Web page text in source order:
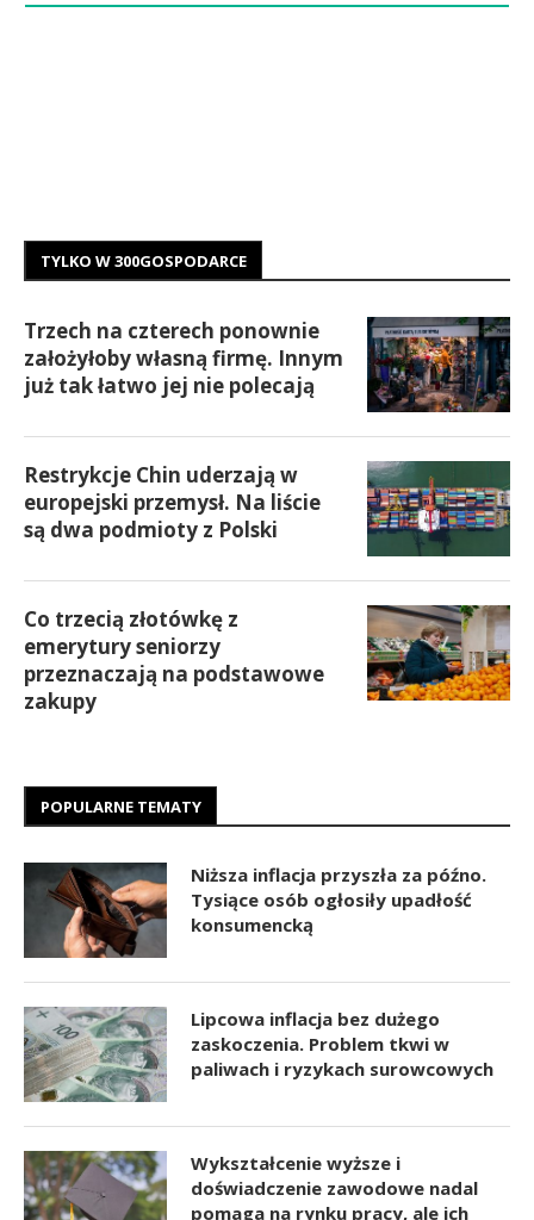
TYLKO W 300GOSPODARCE
Trzech na czterech ponownie
założyłoby własną firmę. Innym
już tak łatwo jej nie polecają
Restrykcje Chin uderzają w
europejski przemysł. Na liście
są dwa podmioty z Polski
Co trzecią złotówkę z
emerytury seniorzy
przeznaczają na podstawowe
zakupy
POPULARNE TEMATY
Niższa inflacja przyszła za późno.
Tysiące osób ogłosiły upadłość
konsumencką
Lipcowa inflacja bez dużego
zaskoczenia. Problem tkwi w
paliwach i ryzykach surowcowych
Wykształcenie wyższe i
doświadczenie zawodowe nadal
pomaga na rynku pracy, ale ich